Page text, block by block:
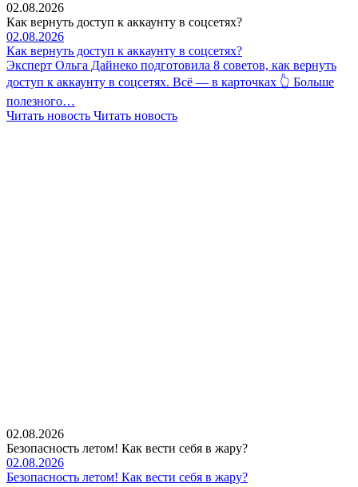
02.08.2026
Как вернуть доступ к аккаунту в соцсетях?
02.08.2026
Как вернуть доступ к аккаунту в соцсетях?
Эксперт Ольга Дайнеко подготовила 8 советов, как вернуть
доступ к аккаунту в соцсетях. Всё — в карточках 👆 Больше
полезного…
Читать новость Читать новость
02.08.2026
Безопасность летом! Как вести себя в жару?
02.08.2026
Безопасность летом! Как вести себя в жару?